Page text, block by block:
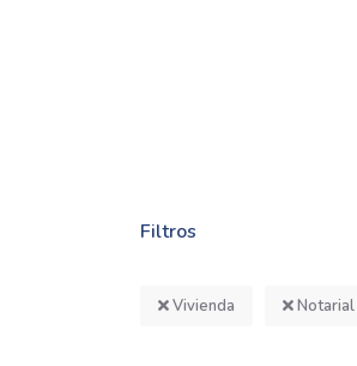
Filtros
Vivienda Notarial